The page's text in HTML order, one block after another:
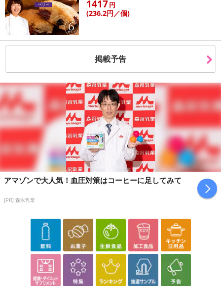
1417円
(236.2円／個)
掲載予告
アマゾンで大人気！血圧対策はコーヒーに足してみて
[PR] 森永乳業